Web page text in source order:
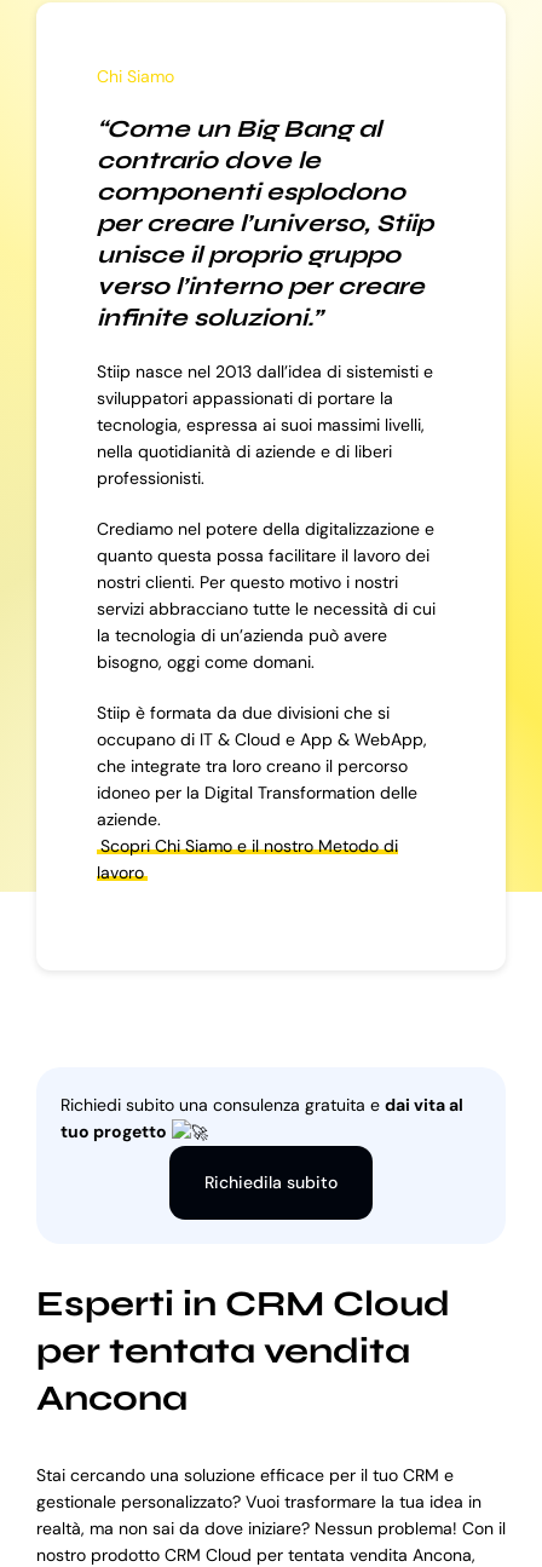
Chi Siamo
“Come un Big Bang al
contrario dove le
componenti esplodono
per creare l’universo, Stiip
unisce il proprio gruppo
verso l’interno per creare
infinite soluzioni.”
Stiip nasce nel 2013 dall’idea di sistemisti e
sviluppatori appassionati di portare la
tecnologia, espressa ai suoi massimi livelli,
nella quotidianità di aziende e di liberi
professionisti.
Crediamo nel potere della digitalizzazione e
quanto questa possa facilitare il lavoro dei
nostri clienti. Per questo motivo i nostri
servizi abbracciano tutte le necessità di cui
la tecnologia di un’azienda può avere
bisogno, oggi come domani.
Stiip è formata da due divisioni che si
occupano di IT & Cloud e App & WebApp,
che integrate tra loro creano il percorso
idoneo per la Digital Transformation delle
aziende.
Scopri Chi Siamo e il nostro Metodo di
lavoro
Richiedi subito una consulenza gratuita e dai vita al
tuo progetto
Richiedila subito
Esperti in CRM Cloud
per tentata vendita
Ancona
Stai cercando una soluzione efficace per il tuo CRM e
gestionale personalizzato? Vuoi trasformare la tua idea in
realtà, ma non sai da dove iniziare? Nessun problema! Con il
nostro prodotto CRM Cloud per tentata vendita Ancona,